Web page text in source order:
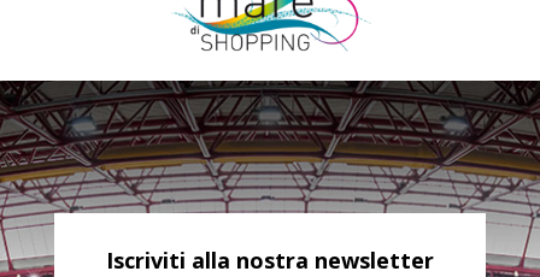
Iscriviti alla nostra newsletter